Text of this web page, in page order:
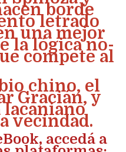
borde
letrado
una mejor
la lógica no-
compete al
chino, el
Gracián, y
vecindad.
accedá a